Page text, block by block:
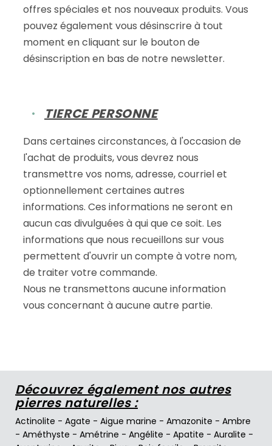
offres spéciales et nos nouveaux produits. Vous
pouvez également vous désinscrire à tout
moment en cliquant sur le bouton de
désinscription en bas de notre newsletter.
TIERCE PERSONNE
Dans certaines circonstances, à l'occasion de
l'achat de produits, vous devrez nous
transmettre vos noms, adresse, courriel et
optionnellement certaines autres
informations. Ces informations ne seront en
aucun cas divulguées à qui que ce soit. Les
informations que nous recueillons sur vous
permettent d'ouvrir un compte à votre nom,
de traiter votre commande.
Nous ne transmettons aucune information
vous concernant à aucune autre partie.
Découvrez également nos autres
pierres naturelles :
Actinolite - Agate - Aigue marine - Amazonite - Ambre
- Améthyste - Amétrine - Angélite - Apatite - Auralite -